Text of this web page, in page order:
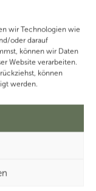
wir Technologien wie
oder darauf
können wir Daten
Website verarbeiten.
können
werden.